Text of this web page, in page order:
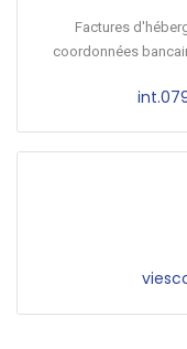
Factures
coordonnées